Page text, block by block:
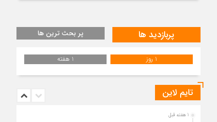
پربازدید ها پر بحث ترین ها
1 روز 1 هفته
تایم لاین
1 هفته قبل